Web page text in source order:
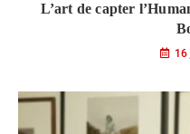
L’art de capter